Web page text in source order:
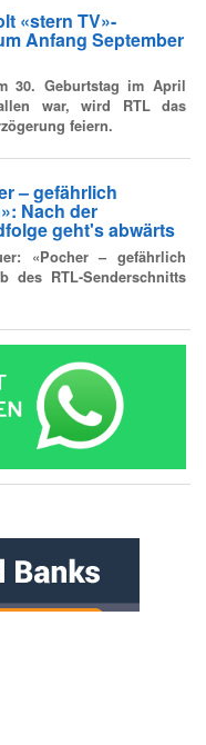
«stern TV»-
Anfang September
30. Geburtstag im April
war, wird RTL das
feiern.
– gefährlich
Nach der
geht's abwärts
«Pocher – gefährlich
des RTL-Senderschnitts